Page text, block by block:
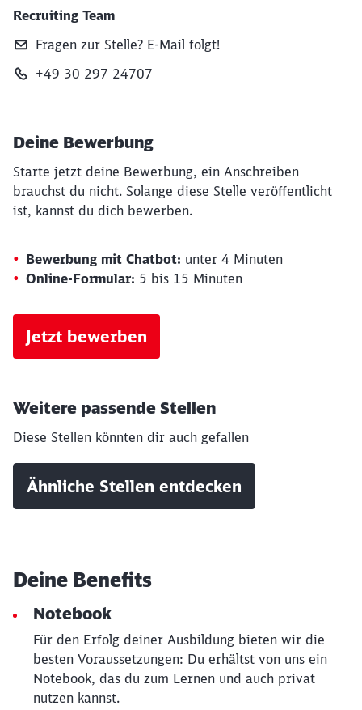
Recruiting Team
Fragen zur Stelle? E‑Mail folgt!
+49 30 297 24707
Deine Bewerbung
Starte jetzt deine Bewerbung, ein Anschreiben
brauchst du nicht. Solange diese Stelle veröffentlicht
ist, kannst du dich bewerben.
Bewerbung mit Chatbot: unter 4 Minuten
Online-Formular: 5 bis 15 Minuten
Jetzt bewerben
Weitere passende Stellen
Diese Stellen könnten dir auch gefallen
Ähnliche Stellen entdecken
Deine Benefits
Notebook
Für den Erfolg deiner Ausbildung bieten wir die
besten Voraussetzungen: Du erhältst von uns ein
Notebook, das du zum Lernen und auch privat
nutzen kannst.
Möchten Sie zu
Abbrechen Weiter